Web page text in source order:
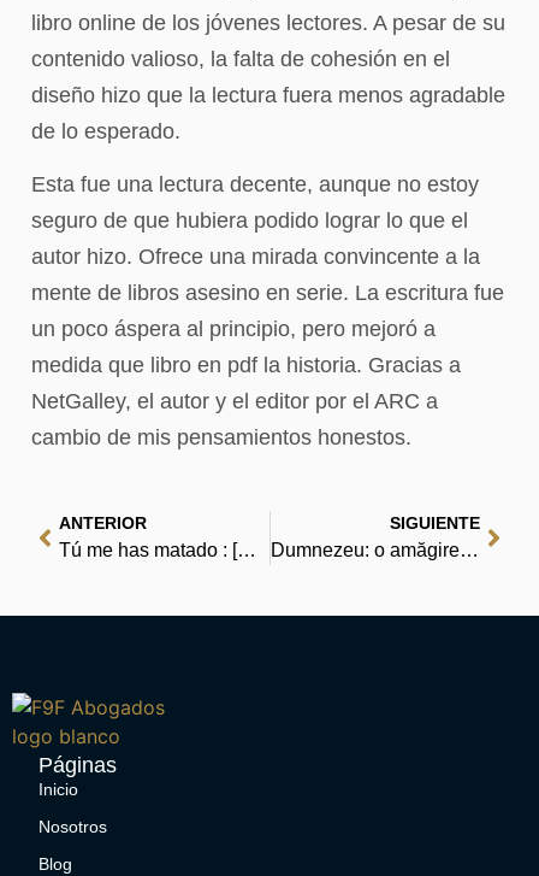
libro online​ de los jóvenes lectores. A pesar de su
contenido valioso, la falta de cohesión en el
diseño hizo que la lectura fuera menos agradable
de lo esperado.
Esta fue una lectura decente, aunque no estoy
seguro de que hubiera podido lograr lo que el
autor hizo. Ofrece una mirada convincente a la
mente de libros asesino en serie. La escritura fue
un poco áspera al principio, pero mejoró a
medida que libro en pdf la historia. Gracias a
NetGalley, el autor y el editor por el ARC a
cambio de mis pensamientos honestos.
ANTERIOR
Tú me has matado : [EPUB, PDF, eBooks]
SIGUIENTE
Dumnezeu: o amăgire – Acces la cărți electronice
Páginas
Inicio
Nosotros
Blog